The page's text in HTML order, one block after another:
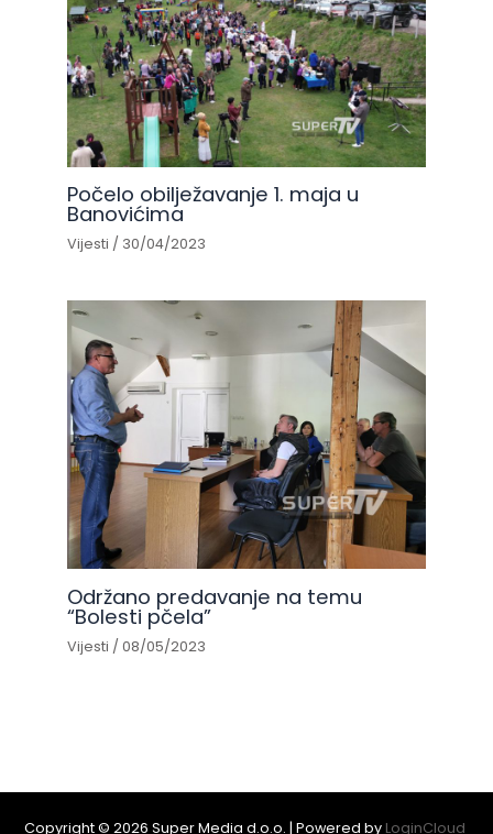
Počelo obilježavanje 1. maja u
Banovićima
Vijesti / 30/04/2023
Održano predavanje na temu
“Bolesti pčela”
Vijesti /08/05/2023
Copyright © 2026 Super Media d.o.o. | Powered by LoginCloud